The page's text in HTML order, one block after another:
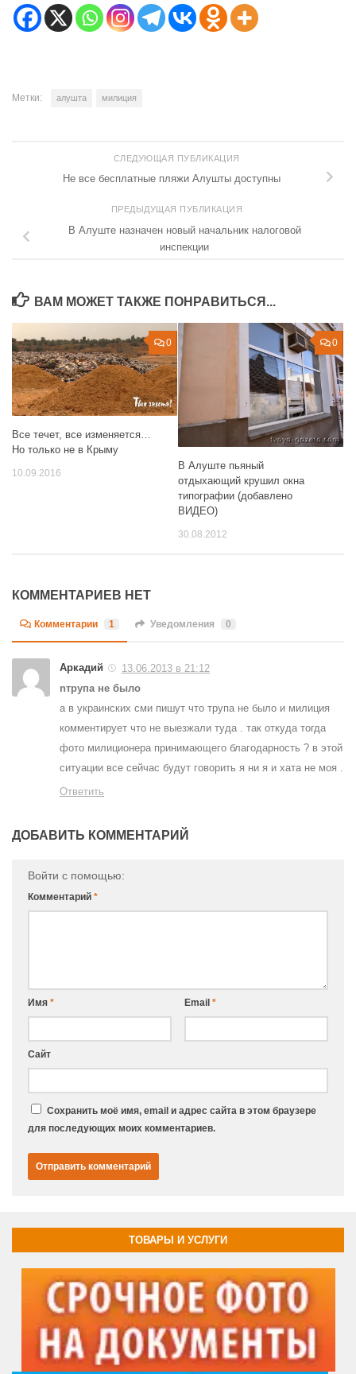
Метки: алушта милиция
СЛЕДУЮЩАЯ ПУБЛИКАЦИЯ
Не все бесплатные пляжи Алушты доступны
ПРЕДЫДУЩАЯ ПУБЛИКАЦИЯ
В Алуште назначен новый начальник налоговой
инспекции
ВАМ МОЖЕТ ТАКЖЕ ПОНРАВИТЬСЯ...
0
Все течет, все изменяется…
Но только не в Крыму
10.09.2016
0
В Алуште пьяный
отдыхающий крушил окна
типографии (добавлено
ВИДЕО)
30.08.2012
КОММЕНТАРИЕВ НЕТ
Комментарии 1 Уведомления 0
Аркадий
13.06.2013 в 21:12
nтрупа не было
а в украинских сми пишут что трупа не было и милиция
комментирует что не выезжали туда . так откуда тогда
фото милиционера принимающего благодарность ? в этой
ситуации все сейчас будут говорить я ни я и хата не моя .
Ответить
ДОБАВИТЬ КОММЕНТАРИЙ
Войти с помощью:
Комментарий *
Имя * Email *
Сайт
Сохранить моё имя, email и адрес сайта в этом браузере
для последующих моих комментариев.
ТОВАРЫ И УСЛУГИ